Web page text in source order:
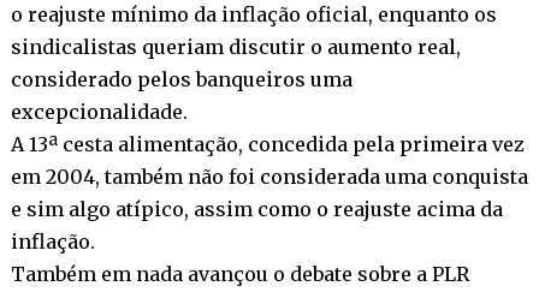
o reajuste mínimo da inflação oficial, enquanto os
sindicalistas queriam discutir o aumento real,
considerado pelos banqueiros uma
excepcionalidade.
A 13ª cesta alimentação, concedida pela primeira vez
em 2004, também não foi considerada uma conquista
e sim algo atípico, assim como o reajuste acima da
inflação.
Também em nada avançou o debate sobre a PLR